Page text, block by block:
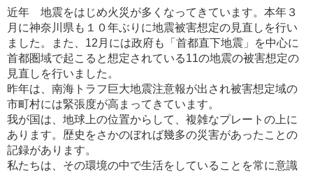
近年 地震をはじめ火災が多くなってきています。本年３
月に神奈川県も１０年ぶりに地震被害想定の見直しを行い
ました。また、12月には政府も「首都直下地震」を中心に
首都圏域で起こると想定されている11の地震の被害想定の
見直しを行いました。
昨年は、南海トラフ巨大地震注意報が出され被害想定域の
市町村には緊張度が高まってきています。
我が国は、地球上の位置からして、複雑なプレートの上に
あります。歴史をさかのぼれば幾多の災害があったことの
記録があります。
私たちは、その環境の中で生活をしていることを常に意識